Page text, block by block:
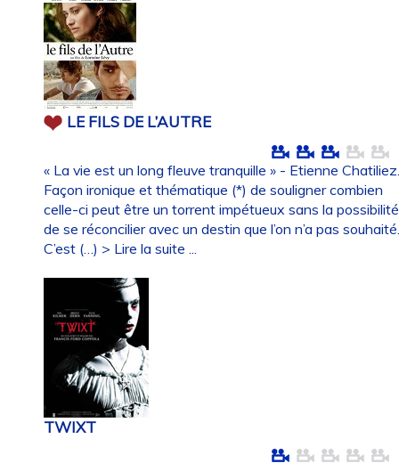
LE FILS DE L’AUTRE
« La vie est un long fleuve tranquille » - Etienne
Façon ironique et thématique (*) de souligner combien
celle-ci peut être un torrent impétueux sans la possibilité
de se réconcilier avec un destin que l’on n’a pas
C’est (…) > Lire la suite ...
TWIXT